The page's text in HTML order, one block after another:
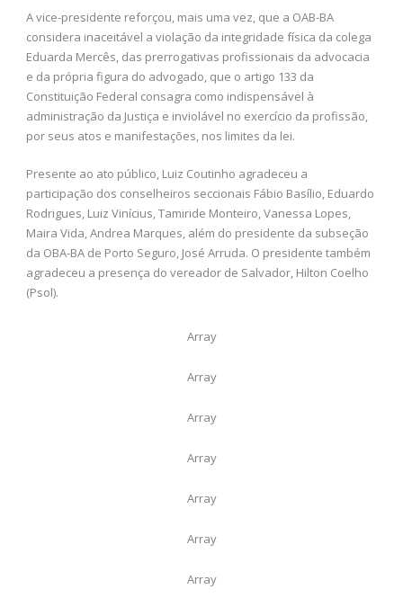
A vice-presidente reforçou, mais uma vez, que a OAB-BA
considera inaceitável a violação da integridade física da colega
Eduarda Mercês, das prerrogativas profissionais da advocacia
e da própria figura do advogado, que o artigo 133 da
Constituição Federal consagra como indispensável à
administração da Justiça e inviolável no exercício da profissão,
por seus atos e manifestações, nos limites da lei.
Presente ao ato público, Luiz Coutinho agradeceu a
participação dos conselheiros seccionais Fábio Basílio, Eduardo
Rodrigues, Luiz Vinícius, Tamiride Monteiro, Vanessa Lopes,
Maira Vida, Andrea Marques, além do presidente da subseção
da OBA-BA de Porto Seguro, José Arruda. O presidente também
agradeceu a presença do vereador de Salvador, Hilton Coelho
(Psol).
Array
Array
Array
Array
Array
Array
Array